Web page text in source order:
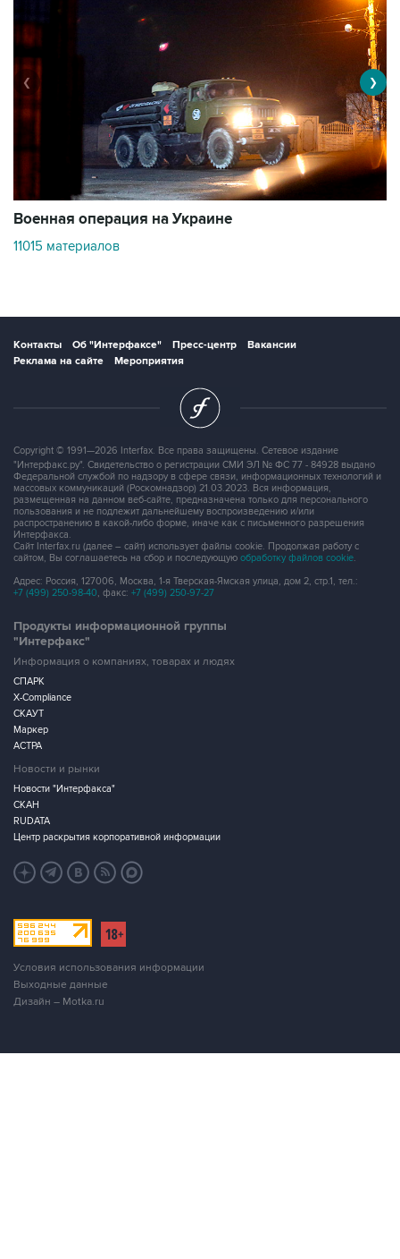
Военная операция на Украине
❮ ❯
Copyright © 1991—2026 Interfax. Все права защищены. Сетевое издание
"Интерфакс.ру". Свидетельство о регистрации СМИ ЭЛ № ФС 77 - 84928 выдано
массовых коммуникаций (Роскомнадзор) 21.03.2023. Вся информация,
размещенная на данном веб-сайте, предназначена только для персонального
пользования и не подлежит дальнейшему воспроизведению и/или
распространению в какой-либо форме, иначе как с письменного разрешения
Интерфакса.
Сайт Interfax.ru (далее – сайт) использует файлы cookie. Продолжая работу с
сайтом, Вы соглашаетесь на сбор и последующую обработку файлов cookie.
Адрес: Россия, 127006, Москва, 1-я Тверская-Ямская улица, дом 2, стр.1, тел.:
+7 (499) 250-98-40, факс: +7 (499) 250-97-27
Продукты информационной группы
Информация о компаниях, товарах и людях
СПАРК
X-Compliance
СКАУТ
Маркер
АСТРА
Новости и рынки
Новости "Интерфакса"
СКАН
RUDATA
Центр раскрытия корпоративной информации
Условия использования информации
Выходные данные
Дизайн – Motka.ru